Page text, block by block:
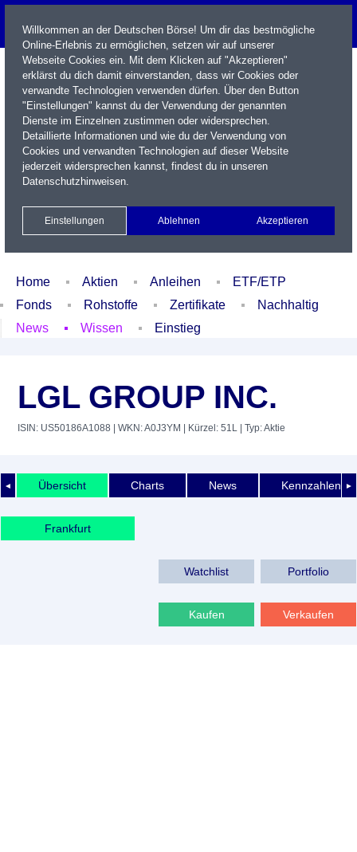
Name / WKN / ISIN / Kürzel
Xetra Realtime
Watchlist Portfolio Login
Home Aktien Anleihen
ETF/ETP
Fonds
Rohstoffe Zertifikate
Nachhaltig
News
Wissen Einstieg
LGL GROUP INC.
ISIN: US50186A1088 | WKN: A0J3YM | Kürzel: 51L | Typ: Aktie
◄ ►
Übersicht Charts News Kennzahlen
Frankfurt
Watchlist Portfolio
Kaufen Verkaufen
Willkommen an der Deutschen Börse! Um dir das bestmögliche
Online-Erlebnis zu ermöglichen, setzen wir auf unserer
Webseite Cookies ein. Mit dem Klicken auf "Akzeptieren"
erklärst du dich damit einverstanden, dass wir Cookies oder
verwandte Technologien verwenden dürfen. Über den Button
"Einstellungen" kannst du der Verwendung der genannten
Dienste im Einzelnen zustimmen oder widersprechen.
Detaillierte Informationen und wie du der Verwendung von
Cookies und verwandten Technologien auf dieser Website
jederzeit widersprechen kannst, findest du in unseren
Datenschutzhinweisen.
Einstellungen Ablehnen Akzeptieren